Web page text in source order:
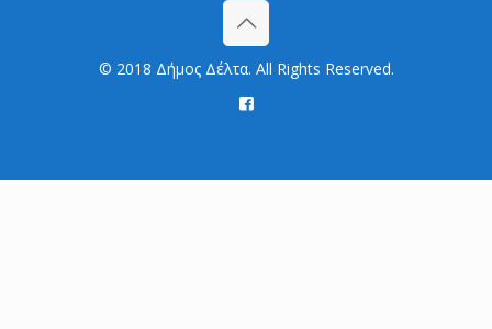
© 2018 Δήμος Δέλτα. All Rights Reserved.